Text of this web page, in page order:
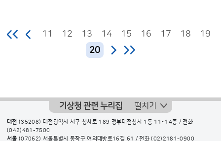
11 12 13 14 15 16 17 18
19
20
기상청 관련 누리집 펼치기
대전 (35208) 대전광역시 서구 청사로 189 정부대전청사 1동 11~14층 / 전화
(042)481-7500
서울 (07062) 서울특별시 동작구 여의대방로16길 61 / 전화(02)2181-0900